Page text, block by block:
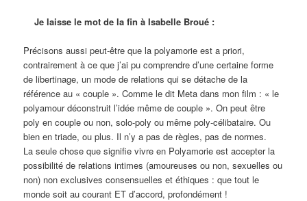
Je laisse le mot de la fin à Isabelle Broué :
Précisons aussi peut-être que la polyamorie est a priori,
contrairement à ce que j’ai pu comprendre d’une certaine forme
de libertinage, un mode de relations qui se détache de la
référence au « couple ». Comme le dit Meta dans mon film : « le
polyamour déconstruit l’idée même de couple ». On peut être
poly en couple ou non, solo-poly ou même poly-célibataire. Ou
bien en triade, ou plus. Il n’y a pas de règles, pas de normes.
La seule chose que signifie vivre en Polyamorie est accepter la
possibilité de relations intimes (amoureuses ou non, sexuelles ou
non) non exclusives consensuelles et éthiques : que tout le
monde soit au courant ET d’accord, profondément !